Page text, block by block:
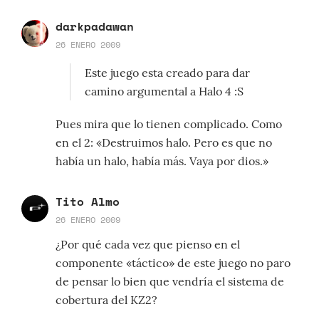
darkpadawan
26 ENERO 2009
Este juego esta creado para dar
camino argumental a Halo 4 :S
Pues mira que lo tienen complicado. Como
en el 2: «Destruimos halo. Pero es que no
había un halo, había más. Vaya por dios.»
Tito Almo
26 ENERO 2009
¿Por qué cada vez que pienso en el
componente «táctico» de este juego no paro
de pensar lo bien que vendría el sistema de
cobertura del KZ2?